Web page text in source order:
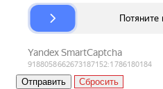
Сбросить